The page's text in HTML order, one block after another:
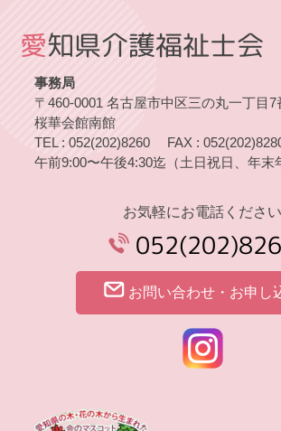
愛知県介護福祉士会
事務局
〒460-0001 名古屋市中区三の丸一丁目
桜華会館南館
TEL : 052(202)8260 FAX :
午前9:00〜午後4:30迄 （土日祝日、年末
お気軽にお電話ください
お問い合わせ・お申し